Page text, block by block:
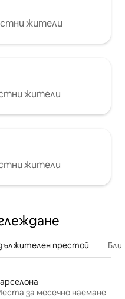
жители
жители
жители
престой
за месечно наемане